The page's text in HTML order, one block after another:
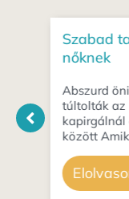
4
ingyen!